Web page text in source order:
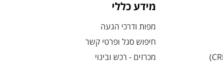
מידע כללי
מפות ודרכי הגעה
חיפוש סגל ופרטי קשר
מכרזים - רכש ובינוי